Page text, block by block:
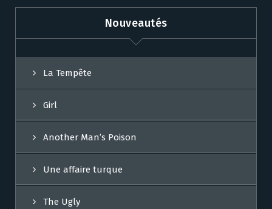
Nouveautés
La Tempête
Girl
Another Man’s Poison
Une affaire turque
The Ugly